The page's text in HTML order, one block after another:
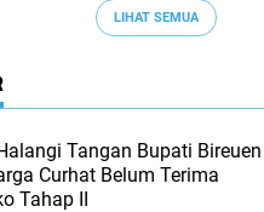
LIHAT SEMUA
Tangan Bupati Bireuen
Curhat Belum Terima
Tahap II